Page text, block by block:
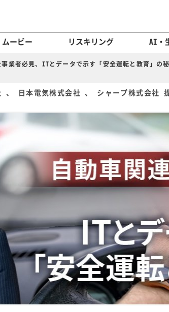
ムービー リスキリング AI・
業者必見、ITとデータで示す「安全運転と教育」の
、 日本電気株式会社 、 シャープ株式会社